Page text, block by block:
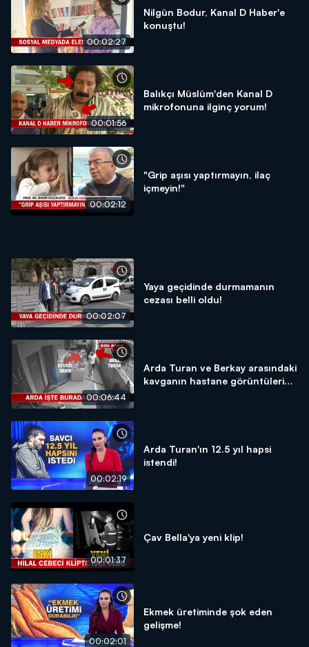
00:02:27
Nilgün Bodur, Kanal D Haber'e
konuştu!
00:01:56
Balıkçı Müslüm'den Kanal D
mikrofonuna ilginç yorum!
00:02:12
"Grip aşısı yaptırmayın, ilaç
içmeyin!"
00:02:07
Yaya geçidinde durmamanın
cezası belli oldu!
00:06:44
Arda Turan ve Berkay arasındaki
kavganın hastane görüntüleri
00:02:19
Arda Turan'ın 12.5 yıl hapsi
istendi!
00:01:37
Çav Bella'ya yeni klip!
00:02:01
Ekmek üretiminde şok eden
gelişme!